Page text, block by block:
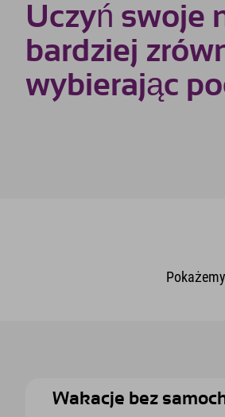
Uczyń swoje
bardziej
wybierając
Wakacje bez